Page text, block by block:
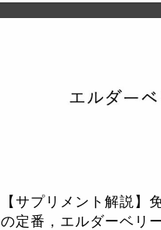
【サプリメント解説】
の定番，エルダーベリ